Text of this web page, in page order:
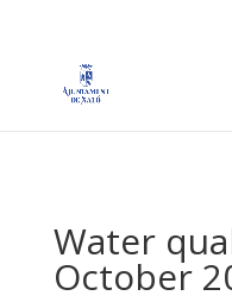
Water
October